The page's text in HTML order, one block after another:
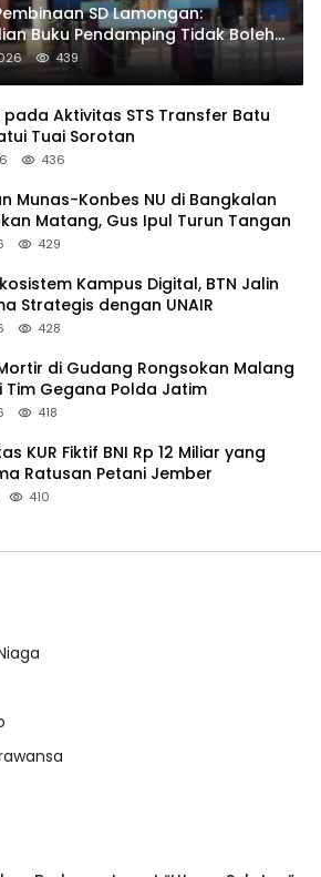
SD Lamongan:
Buku Pendamping Tidak Boleh
439
pada Aktivitas STS Transfer Batu
Tuai Sorotan
436
Munas-Konbes NU di Bangkalan
Matang, Gus Ipul Turun Tangan
429
Kampus Digital, BTN Jalin
Strategis dengan UNAIR
428
di Gudang Rongsokan Malang
Tim Gegana Polda Jatim
418
KUR Fiktif BNI Rp 12 Miliar yang
Ratusan Petani Jember
410